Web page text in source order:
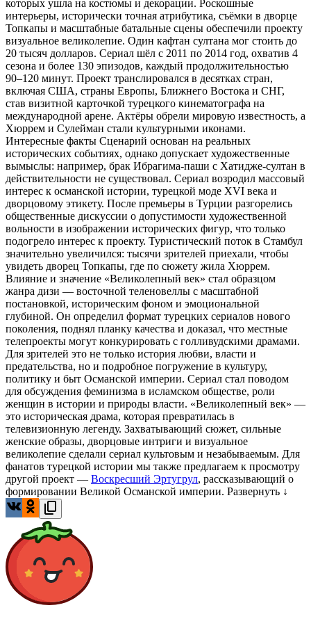
которых ушла на костюмы и декорации. Роскошные
интерьеры, исторически точная атрибутика, съёмки в дворце
Топкапы и масштабные батальные сцены обеспечили проекту
визуальное великолепие. Один кафтан султана мог стоить до
20 тысяч долларов. Сериал шёл с 2011 по 2014 год, охватив 4
сезона и более 130 эпизодов, каждый продолжительностью
90–120 минут. Проект транслировался в десятках стран,
включая США, страны Европы, Ближнего Востока и СНГ,
став визитной карточкой турецкого кинематографа на
международной арене. Актёры обрели мировую известность, а
Хюррем и Сулейман стали культурными иконами.
Интересные факты Сценарий основан на реальных
исторических событиях, однако допускает художественные
вымыслы: например, брак Ибрагима-паши с Хатидже-султан в
действительности не существовал. Сериал возродил массовый
интерес к османской истории, турецкой моде XVI века и
дворцовому этикету. После премьеры в Турции разгорелись
общественные дискуссии о допустимости художественной
вольности в изображении исторических фигур, что только
подогрело интерес к проекту. Туристический поток в Стамбул
значительно увеличился: тысячи зрителей приехали, чтобы
увидеть дворец Топкапы, где по сюжету жила Хюррем.
Влияние и значение «Великолепный век» стал образцом
жанра дизи — восточной теленовеллы с масштабной
постановкой, историческим фоном и эмоциональной
глубиной. Он определил формат турецких сериалов нового
поколения, поднял планку качества и доказал, что местные
телепроекты могут конкурировать с голливудскими драмами.
Для зрителей это не только история любви, власти и
предательства, но и подробное погружение в культуру,
политику и быт Османской империи. Сериал стал поводом
для обсуждения феминизма в исламском обществе, роли
женщин в истории и природы власти. «Великолепный век» —
это историческая драма, которая превратилась в
телевизионную легенду. Захватывающий сюжет, сильные
женские образы, дворцовые интриги и визуальное
великолепие сделали сериал культовым и незабываемым. Для
фанатов турецкой истории мы также предлагаем к просмотру
другой проект — Воскресший Эртугрул, рассказывающий о
формировании Великой Османской империи. Развернуть ↓